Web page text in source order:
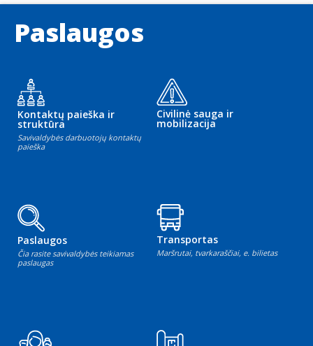
Paslaugos
Kontaktų paieška ir
struktūra
Savivaldybės darbuotojų kontaktų
paieška
Civilinė sauga ir
mobilizacija
Paslaugos
Čia rasite savivaldybės teikiamas
paslaugas
Transportas
Maršrutai, tvarkaraščiai, e. bilietas